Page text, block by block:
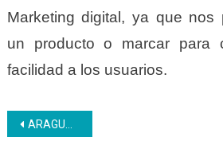
Marketing digital, ya que nos
un producto o marcar para
facilidad a los usuarios.
Navegación
ARAGUA | Cierre de mes con certificaciones exitosas desde Turismo